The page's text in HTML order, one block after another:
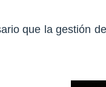
que la gestión